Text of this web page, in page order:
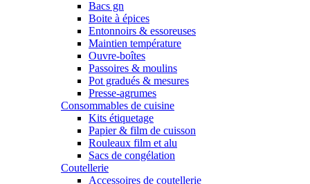
Bacs gn
Boite à épices
Entonnoirs & essoreuses
Maintien température
Ouvre-boîtes
Passoires & moulins
Pot gradués & mesures
Presse-agrumes
Consommables de cuisine
Kits étiquetage
Papier & film de cuisson
Rouleaux film et alu
Sacs de congélation
Coutellerie
Accessoires de coutellerie